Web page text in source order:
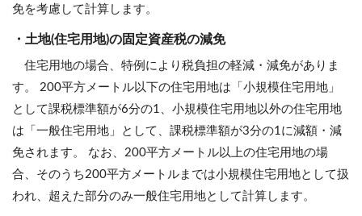
免を考慮して計算します。
・土地(住宅用地)の固定資産税の減免
住宅用地の場合、特例により税負担の軽減・減免がありま
す。 200平方メートル以下の住宅用地は「小規模住宅用地」
として課税標準額が6分の1、小規模住宅用地以外の住宅用地
は「一般住宅用地」として、課税標準額が3分の1に減額・減
免されます。 なお、200平方メートル以上の住宅用地の場
合、そのうち200平方メートルまでは小規模住宅用地として扱
われ、超えた部分のみ一般住宅用地として計算します。